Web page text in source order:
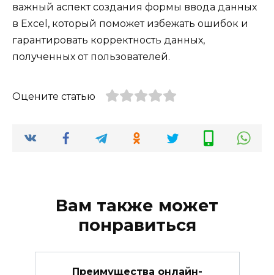
важный аспект создания формы ввода данных
в Excel, который поможет избежать ошибок и
гарантировать корректность данных,
полученных от пользователей.
Оцените статью
Вам также может
понравиться
Преимущества онлайн-